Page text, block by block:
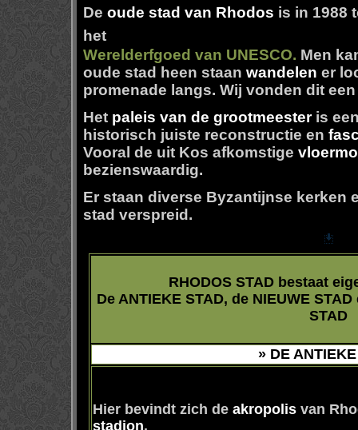
De oude stad van Rhodos is in 1988
het
Werelderfgoed van UNESCO. Men
oude stad heen staan wandelen er
promenade langs. Wij vonden dit
Het paleis van de grootmeesteris
historisch juiste reconstructie en
Vooral de uit Kos afkomstige
bezienswaardig.
Er staan diverse Byzantijnse kerken
stad verspreid.
RHODOS STAD bestaat
De ANTIEKE STAD, de NIEUWE
STAD
» DE
Hier bevindt zich de akropolis van
stadion.